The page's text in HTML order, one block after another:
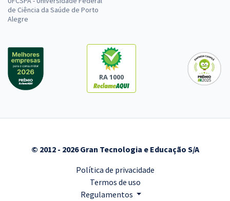
de Ciência da Saúde de Porto
Alegre
RA 1000
© 2012 - 2026 Gran Tecnologia e Educação S/A
Política de privacidade
Termos de uso
Regulamentos